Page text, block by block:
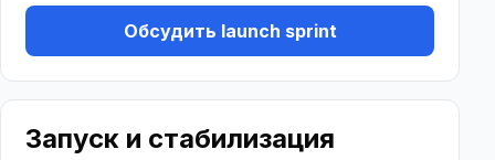
Обсудить launch sprint
Запуск и стабилизация